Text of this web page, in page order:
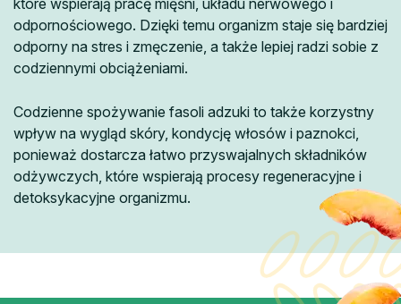
odpornościowego. Dzięki temu organizm staje się bardziej
odporny na stres i zmęczenie, a także lepiej radzi sobie z
codziennymi obciążeniami.
Codzienne spożywanie fasoli adzuki to także korzystny
wpływ na wygląd skóry, kondycję włosów i paznokci,
ponieważ dostarcza łatwo przyswajalnych składników
odżywczych, które wspierają procesy regeneracyjne i
detoksykacyjne organizmu.